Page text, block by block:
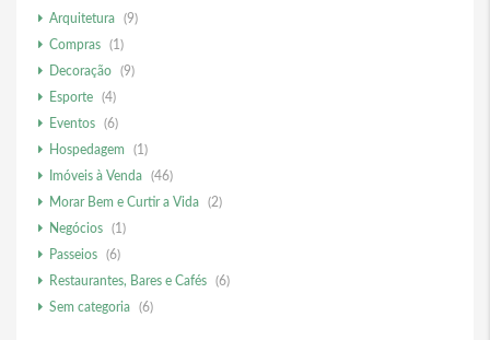
Arquitetura
(9)
Compras
(1)
Decoração
(9)
Esporte
(4)
Eventos
(6)
Hospedagem
(1)
Imóveis à Venda
(46)
Morar Bem e Curtir a Vida
(2)
Negócios
(1)
Passeios
(6)
Restaurantes, Bares e Cafés
(6)
Sem categoria
(6)